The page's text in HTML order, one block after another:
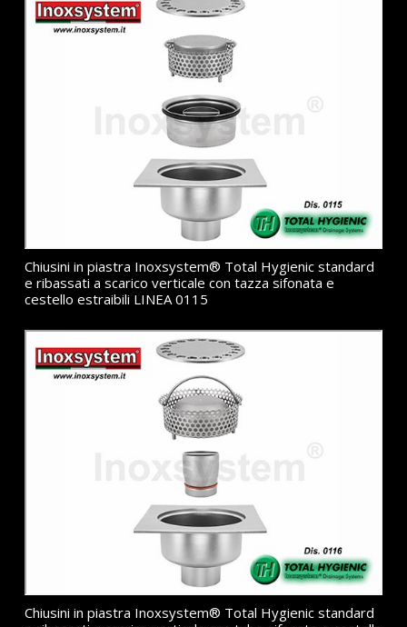
Chiusini in piastra Inoxsystem® Total Hygienic standard
e ribassati a scarico verticale con tazza sifonata e
cestello estraibili LINEA 0115
Chiusini in piastra Inoxsystem® Total Hygienic standard